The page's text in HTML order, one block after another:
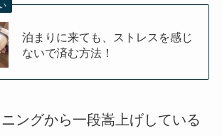
泊まりに来ても、ストレスを感じ
ないで済む方法！
ングから一段嵩上げしている